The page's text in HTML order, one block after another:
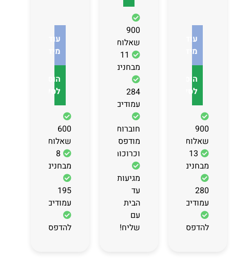
900
שאלות
13
מבחנים
280
עמודים
להדפסה
עוד
מידע
הוספה
לסל
900
שאלות
11
מבחנים
284
עמודים
חוברות
מודפסות
וכרוכות
מגיעות
עד
הבית
עם
שליח!
600
שאלות
8
מבחנים
195
עמודים
להדפסה
עוד
מידע
הוספה
לסל